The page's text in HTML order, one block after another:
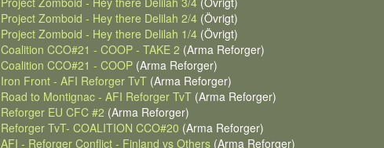
Project Zomboid - Hey there Delilah 2/4 (Övrigt)
Project Zomboid - Hey there Delilah 1/4 (Övrigt)
Coalition CCO#21 - COOP - TAKE 2 (Arma Reforger)
Coalition CCO#21 - COOP (Arma Reforger)
Iron Front - AFI Reforger TvT (Arma Reforger)
Road to Montignac - AFI Reforger TvT (Arma Reforger)
Reforger EU CFC #2 (Arma Reforger)
Reforger TvT- COALITION CCO#20 (Arma Reforger)
AFI - Reforger Conflict - Finland vs Others (Arma Reforger)